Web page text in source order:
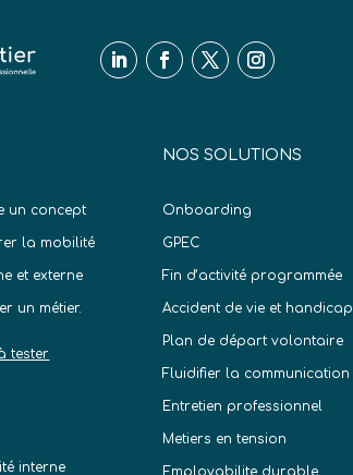
un concept
la mobilité
et externe
un métier.
tester
interne
NOS SOLUTIONS
Onboarding
GPEC
Fin d’activité programmée
Accident de vie et handicap
Plan de départ volontaire
Fluidifier la communication
Entretien professionnel
Metiers en tension
Employabilite durable